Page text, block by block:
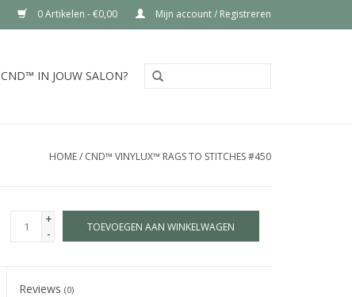
0 Artikelen - €0,00 Mijn account / Registreren
CND™ IN JOUW SALON?
HOME/ CND™ VINYLUX™ RAGS TO STITCHES #450
+
-
TOEVOEGEN AAN WINKELWAGEN
Reviews(0)